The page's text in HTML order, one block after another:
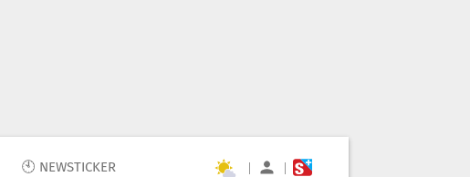
🕙 NEWSTICKER | |